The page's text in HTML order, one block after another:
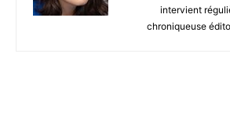
intervient
chroniqueuse